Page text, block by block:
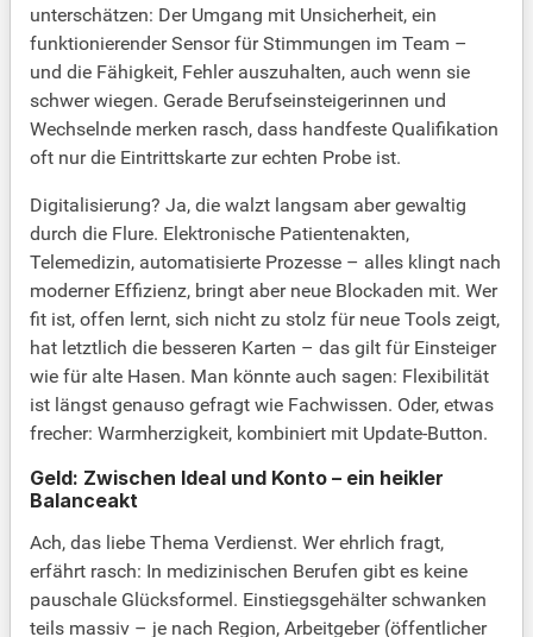
unterschätzen: Der Umgang mit Unsicherheit, ein
funktionierender Sensor für Stimmungen im Team –
und die Fähigkeit, Fehler auszuhalten, auch wenn sie
schwer wiegen. Gerade Berufseinsteigerinnen und
Wechselnde merken rasch, dass handfeste Qualifikation
oft nur die Eintrittskarte zur echten Probe ist.
Digitalisierung? Ja, die walzt langsam aber gewaltig
durch die Flure. Elektronische Patientenakten,
Telemedizin, automatisierte Prozesse – alles klingt nach
moderner Effizienz, bringt aber neue Blockaden mit. Wer
fit ist, offen lernt, sich nicht zu stolz für neue Tools zeigt,
hat letztlich die besseren Karten – das gilt für Einsteiger
wie für alte Hasen. Man könnte auch sagen: Flexibilität
ist längst genauso gefragt wie Fachwissen. Oder, etwas
frecher: Warmherzigkeit, kombiniert mit Update-Button.
Geld: Zwischen Ideal und Konto – ein heikler
Balanceakt
Ach, das liebe Thema Verdienst. Wer ehrlich fragt,
erfährt rasch: In medizinischen Berufen gibt es keine
pauschale Glücksformel. Einstiegsgehälter schwanken
teils massiv – je nach Region, Arbeitgeber (öffentlicher